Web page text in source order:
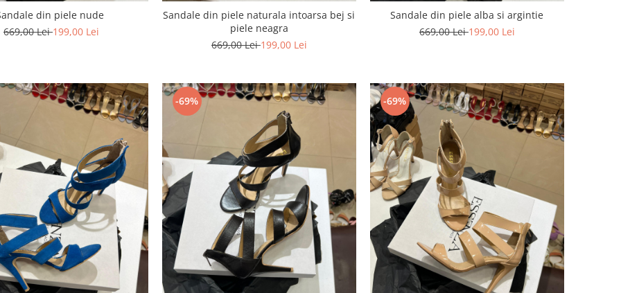
din piele nude
669,00 Lei199,00 Lei
Sandale din piele naturala intoarsa bej si
piele neagra
669,00 Lei199,00 Lei
Sandale din piele alba si argintie
669,00 Lei199,00 Lei
-69% -69%